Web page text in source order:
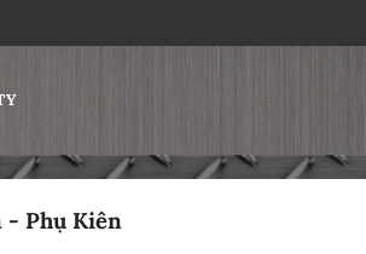
- Phụ Kiên